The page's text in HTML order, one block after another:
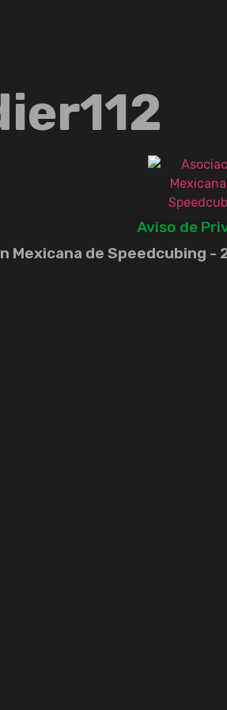
Aviso de
Mexicana de Speedcubing